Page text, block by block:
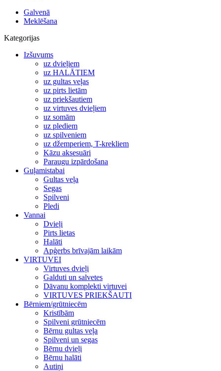
Galvenā
Meklēšana
Kategorijas
Izšuvums
uz dvieļiem
uz HALĀTIEM
uz gultas veļas
uz pirts lietām
uz priekšautiem
uz virtuves dvieļiem
uz somām
uz plediem
uz spilveniem
uz džemperiem, T-krekliem
Kāzu aksesuāri
Paraugu izpārdošana
Guļamistabai
Gultas veļa
Segas
Spilveni
Pledi
Vannai
Dvieļi
Pirts lietas
Halāti
Apģerbs brīvajām laikām
VIRTUVEI
Virtuves dvieļi
Galduti un salvetes
Dāvanu komplekti virtuvei
VIRTUVES PRIEKŠAUTI
Bērniem/grūtniecēm
Kristībām
Spilveni grūtniecēm
Bērnu gultas veļa
Spilveni un segas
Bērnu dvieļi
Bērnu halāti
Autiņi